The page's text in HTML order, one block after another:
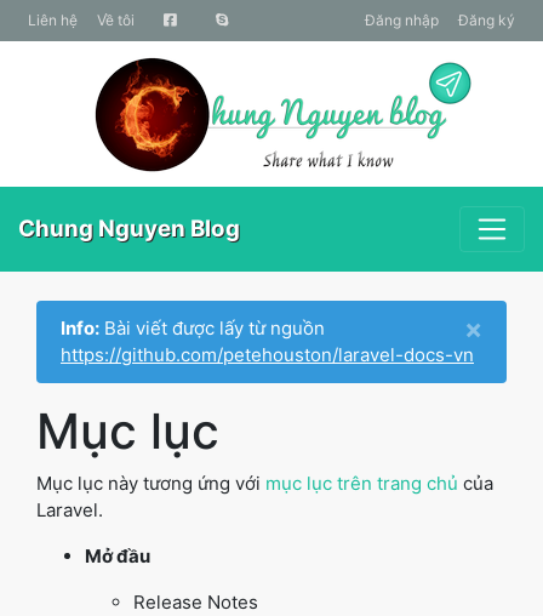
liên hệ Về tôi Đăng nhập Đăng ký
Chung Nguyen Blog
×
Info: Bài viết được lấy từ nguồn
https://github.com/petehouston/laravel-docs-vn
Mục lục
Mục lục này tương ứng với mục lục trên trang chủ của
Laravel.
Mở đầu
Release Notes